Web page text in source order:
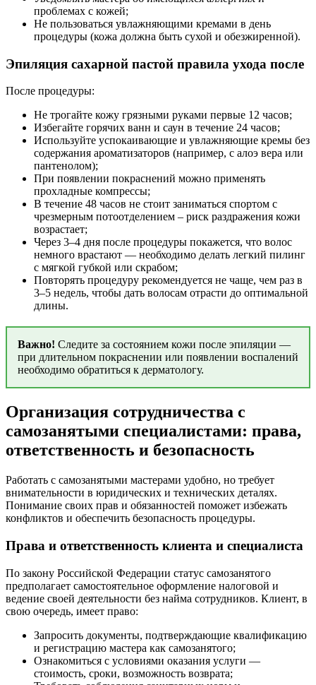
проблемах с кожей;
Не пользоваться увлажняющими кремами в день
процедуры (кожа должна быть сухой и обезжиренной).
Эпиляция сахарной пастой правила ухода после
После процедуры:
Не трогайте кожу грязными руками первые 12 часов;
Избегайте горячих ванн и саун в течение 24 часов;
Используйте успокаивающие и увлажняющие кремы без
содержания ароматизаторов (например, с алоэ вера или
пантенолом);
При появлении покраснений можно применять
прохладные компрессы;
В течение 48 часов не стоит заниматься спортом с
чрезмерным потоотделением – риск раздражения кожи
возрастает;
Через 3–4 дня после процедуры покажется, что волос
немного врастают — необходимо делать легкий пилинг
с мягкой губкой или скрабом;
Повторять процедуру рекомендуется не чаще, чем раз в
3–5 недель, чтобы дать волосам отрасти до оптимальной
длины.
Важно! Следите за состоянием кожи после эпиляции —
при длительном покраснении или появлении воспалений
необходимо обратиться к дерматологу.
Организация сотрудничества с
самозанятыми специалистами: права,
ответственность и безопасность
Работать с самозанятыми мастерами удобно, но требует
внимательности в юридических и технических деталях.
Понимание своих прав и обязанностей поможет избежать
конфликтов и обеспечить безопасность процедуры.
Права и ответственность клиента и специалиста
По закону Российской Федерации статус самозанятого
предполагает самостоятельное оформление налоговой и
ведение своей деятельности без найма сотрудников. Клиент, в
свою очередь, имеет право:
Запросить документы, подтверждающие квалификацию
и регистрацию мастера как самозанятого;
Ознакомиться с условиями оказания услуги —
стоимость, сроки, возможность возврата;